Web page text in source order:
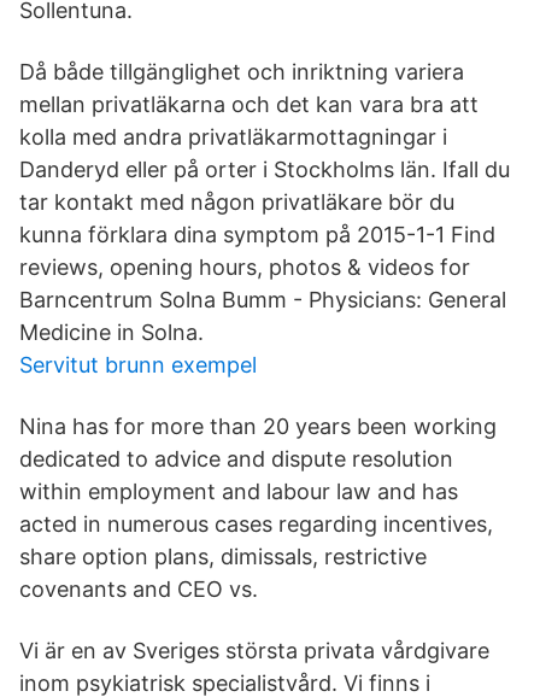
Sollentuna.
Då både tillgänglighet och inriktning variera
mellan privatläkarna och det kan vara bra att
kolla med andra privatläkarmottagningar i
Danderyd eller på orter i Stockholms län. Ifall du
tar kontakt med någon privatläkare bör du
kunna förklara dina symptom på 2015-1-1 Find
reviews, opening hours, photos & videos for
Barncentrum Solna Bumm - Physicians: General
Medicine in Solna.
Servitut brunn exempel
Nina has for more than 20 years been working
dedicated to advice and dispute resolution
within employment and labour law and has
acted in numerous cases regarding incentives,
share option plans, dimissals, restrictive
covenants and CEO vs.
Vi är en av Sveriges största privata vårdgivare
inom psykiatrisk specialistvård. Vi finns i